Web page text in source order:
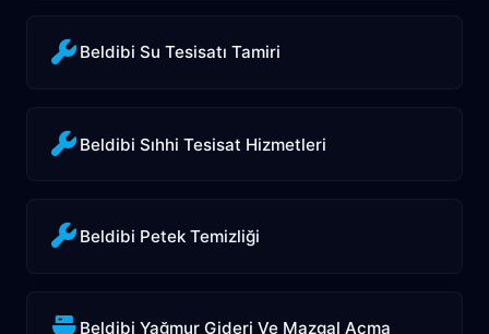
Beldibi Su Tesisatı Tamiri
Beldibi Sıhhi Tesisat Hizmetleri
Beldibi Petek Temizliği
Beldibi Yağmur Gideri Ve Mazgal Açma